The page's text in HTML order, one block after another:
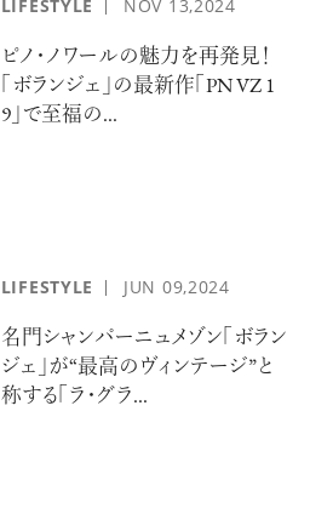
LIFESTYLE NOV 13,2024
ピノ・ノワールの魅力を再発見！
「ボランジェ」の最新作「PN VZ 1
9」で至福の...
LIFESTYLE JUN 09,2024
名門シャンパーニュメゾン「ボラン
ジェ」が“最高のヴィンテージ”と
称する「ラ・グラ...